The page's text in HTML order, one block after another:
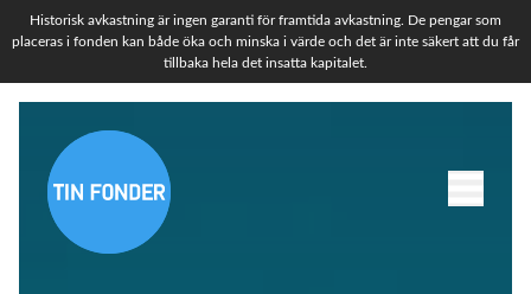
Historisk avkastning är ingen garanti för framtida avkastning. De pengar som
placeras i fonden kan både öka och minska i värde och det är inte säkert att du får
tillbaka hela det insatta kapitalet.